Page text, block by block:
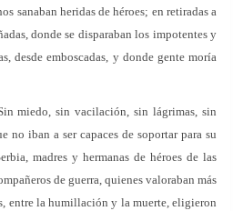
sanaban heridas de héroes; en retiradas a
donde se disparaban los impotentes y
desde emboscadas, y donde gente moría
miedo, sin vacilación, sin lágrimas, sin
no iban a ser capaces de soportar para su
madres y hermanas de héroes de las
de guerra, quienes valoraban más
entre la humillación y la muerte, eligieron